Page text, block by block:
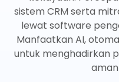
sistem CRM serta
lewat software
Manfaatkan AI,
untuk menghadirkan